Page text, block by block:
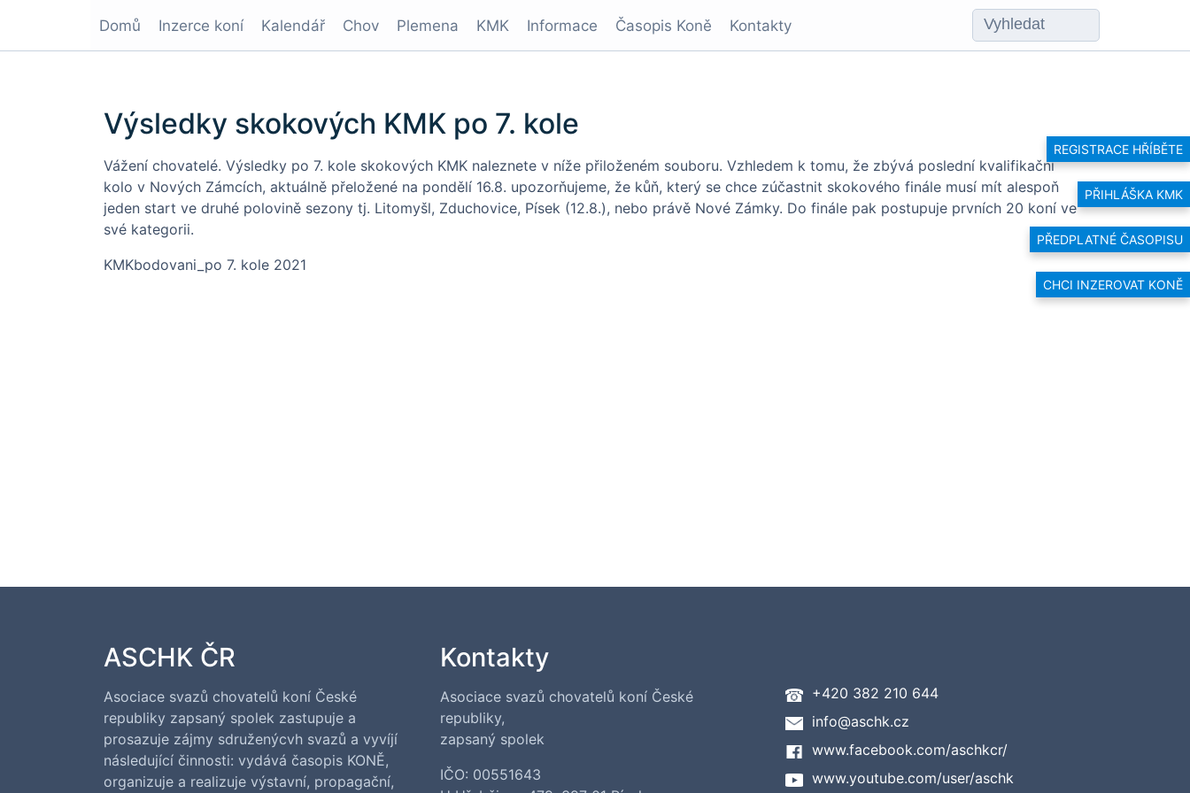
REGISTRACE HŘÍBĚTE
PŘIHLÁŠKA KMK
PŘEDPLATNÉ ČASOPISU
CHCI INZEROVAT KONĚ
Domů Inzerce koní Kalendář Chov Plemena KMK Informace Časopis Koně Kontakty
Výsledky skokových KMK po 7. kole
Vážení chovatelé. Výsledky po 7. kole skokových KMK naleznete v níže přiloženém souboru. Vzhledem k tomu, že zbývá poslední kvalifikační
kolo v Nových Zámcích, aktuálně přeložené na pondělí 16.8. upozorňujeme, že kůň, který se chce zúčastnit skokového finále musí mít alespoň
jeden start ve druhé polovině sezony tj. Litomyšl, Zduchovice, Písek (12.8.), nebo právě Nové Zámky. Do finále pak postupuje prvních 20 koní ve
své kategorii.
KMKbodovani_po 7. kole 2021
ASCHK ČR
Asociace svazů chovatelů koní České
republiky zapsaný spolek zastupuje a
prosazuje zájmy sdruženýcvh svazů a vyvíjí
následující činnosti: vydává časopis KONĚ,
organizuje a realizuje výstavní, propagační,
Kontakty
Asociace svazů chovatelů koní České
republiky,
zapsaný spolek
IČO: 00551643
+420 382 210 644
info@aschk.cz
www.facebook.com/aschkcr/
www.youtube.com/user/aschk